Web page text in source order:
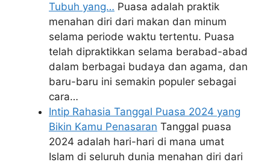
Tubuh yang… Puasa adalah praktik
menahan diri dari makan dan minum
selama periode waktu tertentu. Puasa
telah dipraktikkan selama berabad-abad
dalam berbagai budaya dan agama, dan
baru-baru ini semakin populer sebagai
cara…
Intip Rahasia Tanggal Puasa 2024 yang
Bikin Kamu Penasaran Tanggal puasa
2024 adalah hari-hari di mana umat
Islam di seluruh dunia menahan diri dari